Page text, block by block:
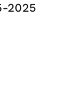
2025